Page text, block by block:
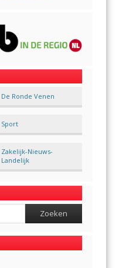
De Ronde Venen
Sport
Zakelijk-Nieuws-
Landelijk